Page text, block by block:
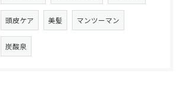
頭皮ケア 美髪 マンツーマン
炭酸泉